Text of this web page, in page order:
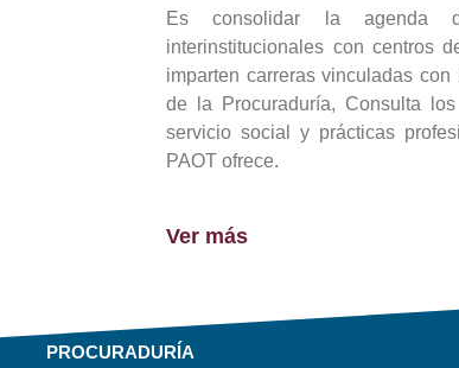
Es consolidar la agenda
interinstitucionales con centros
imparten carreras vinculadas con
de la Procuraduría, Consulta
servicio social y prácticas
PAOT ofrece.
Ver más
PROCURADURÍA